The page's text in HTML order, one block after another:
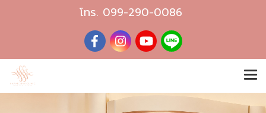
โทร. 099-290-0086